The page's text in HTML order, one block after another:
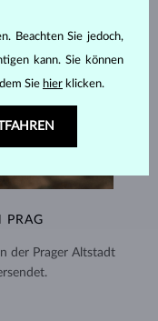
PRAG
der Prager Altstadt
Beachten Sie jedoch,
kann. Sie können
Sie hier klicken.